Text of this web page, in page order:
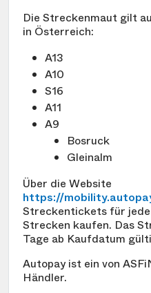
Die Streckenmaut gilt
in Österreich:
A13
A10
S16
A11
A9
Bosruck
Gleinalm
Über die Website
https://
Streckentickets für
Strecken kaufen. Das
Tage ab Kaufdatum
Autopay ist ein von
Händler.